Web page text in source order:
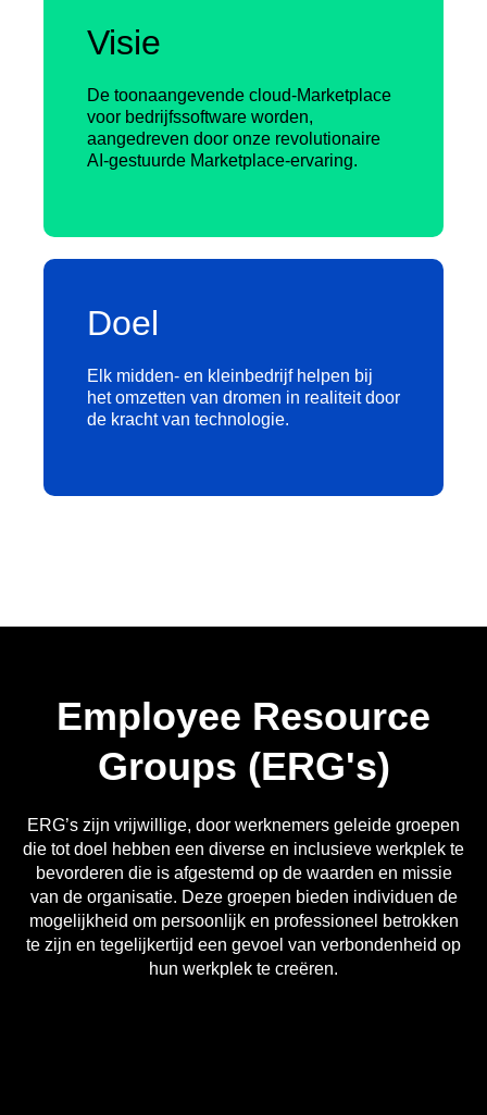
Visie
De toonaangevende cloud-Marketplace
voor bedrijfssoftware worden,
aangedreven door onze revolutionaire
AI-gestuurde Marketplace-ervaring.
Doel
Elk midden- en kleinbedrijf helpen bij
het omzetten van dromen in realiteit door
de kracht van technologie.
Employee Resource
Groups (ERG's)
ERG’s zijn vrijwillige, door werknemers geleide groepen
die tot doel hebben een diverse en inclusieve werkplek te
bevorderen die is afgestemd op de waarden en missie
van de organisatie. Deze groepen bieden individuen de
mogelijkheid om persoonlijk en professioneel betrokken
te zijn en tegelijkertijd een gevoel van verbondenheid op
hun werkplek te creëren.